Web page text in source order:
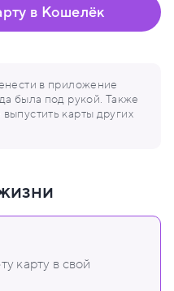
в приложение
была под рукой. Также
карты других
в Кошелёк
карту в свой